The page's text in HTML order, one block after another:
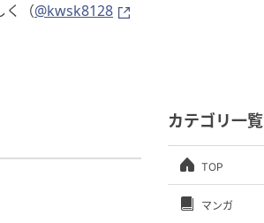
く（@kwsk8128
カテゴリ一覧
TOP
マンガ